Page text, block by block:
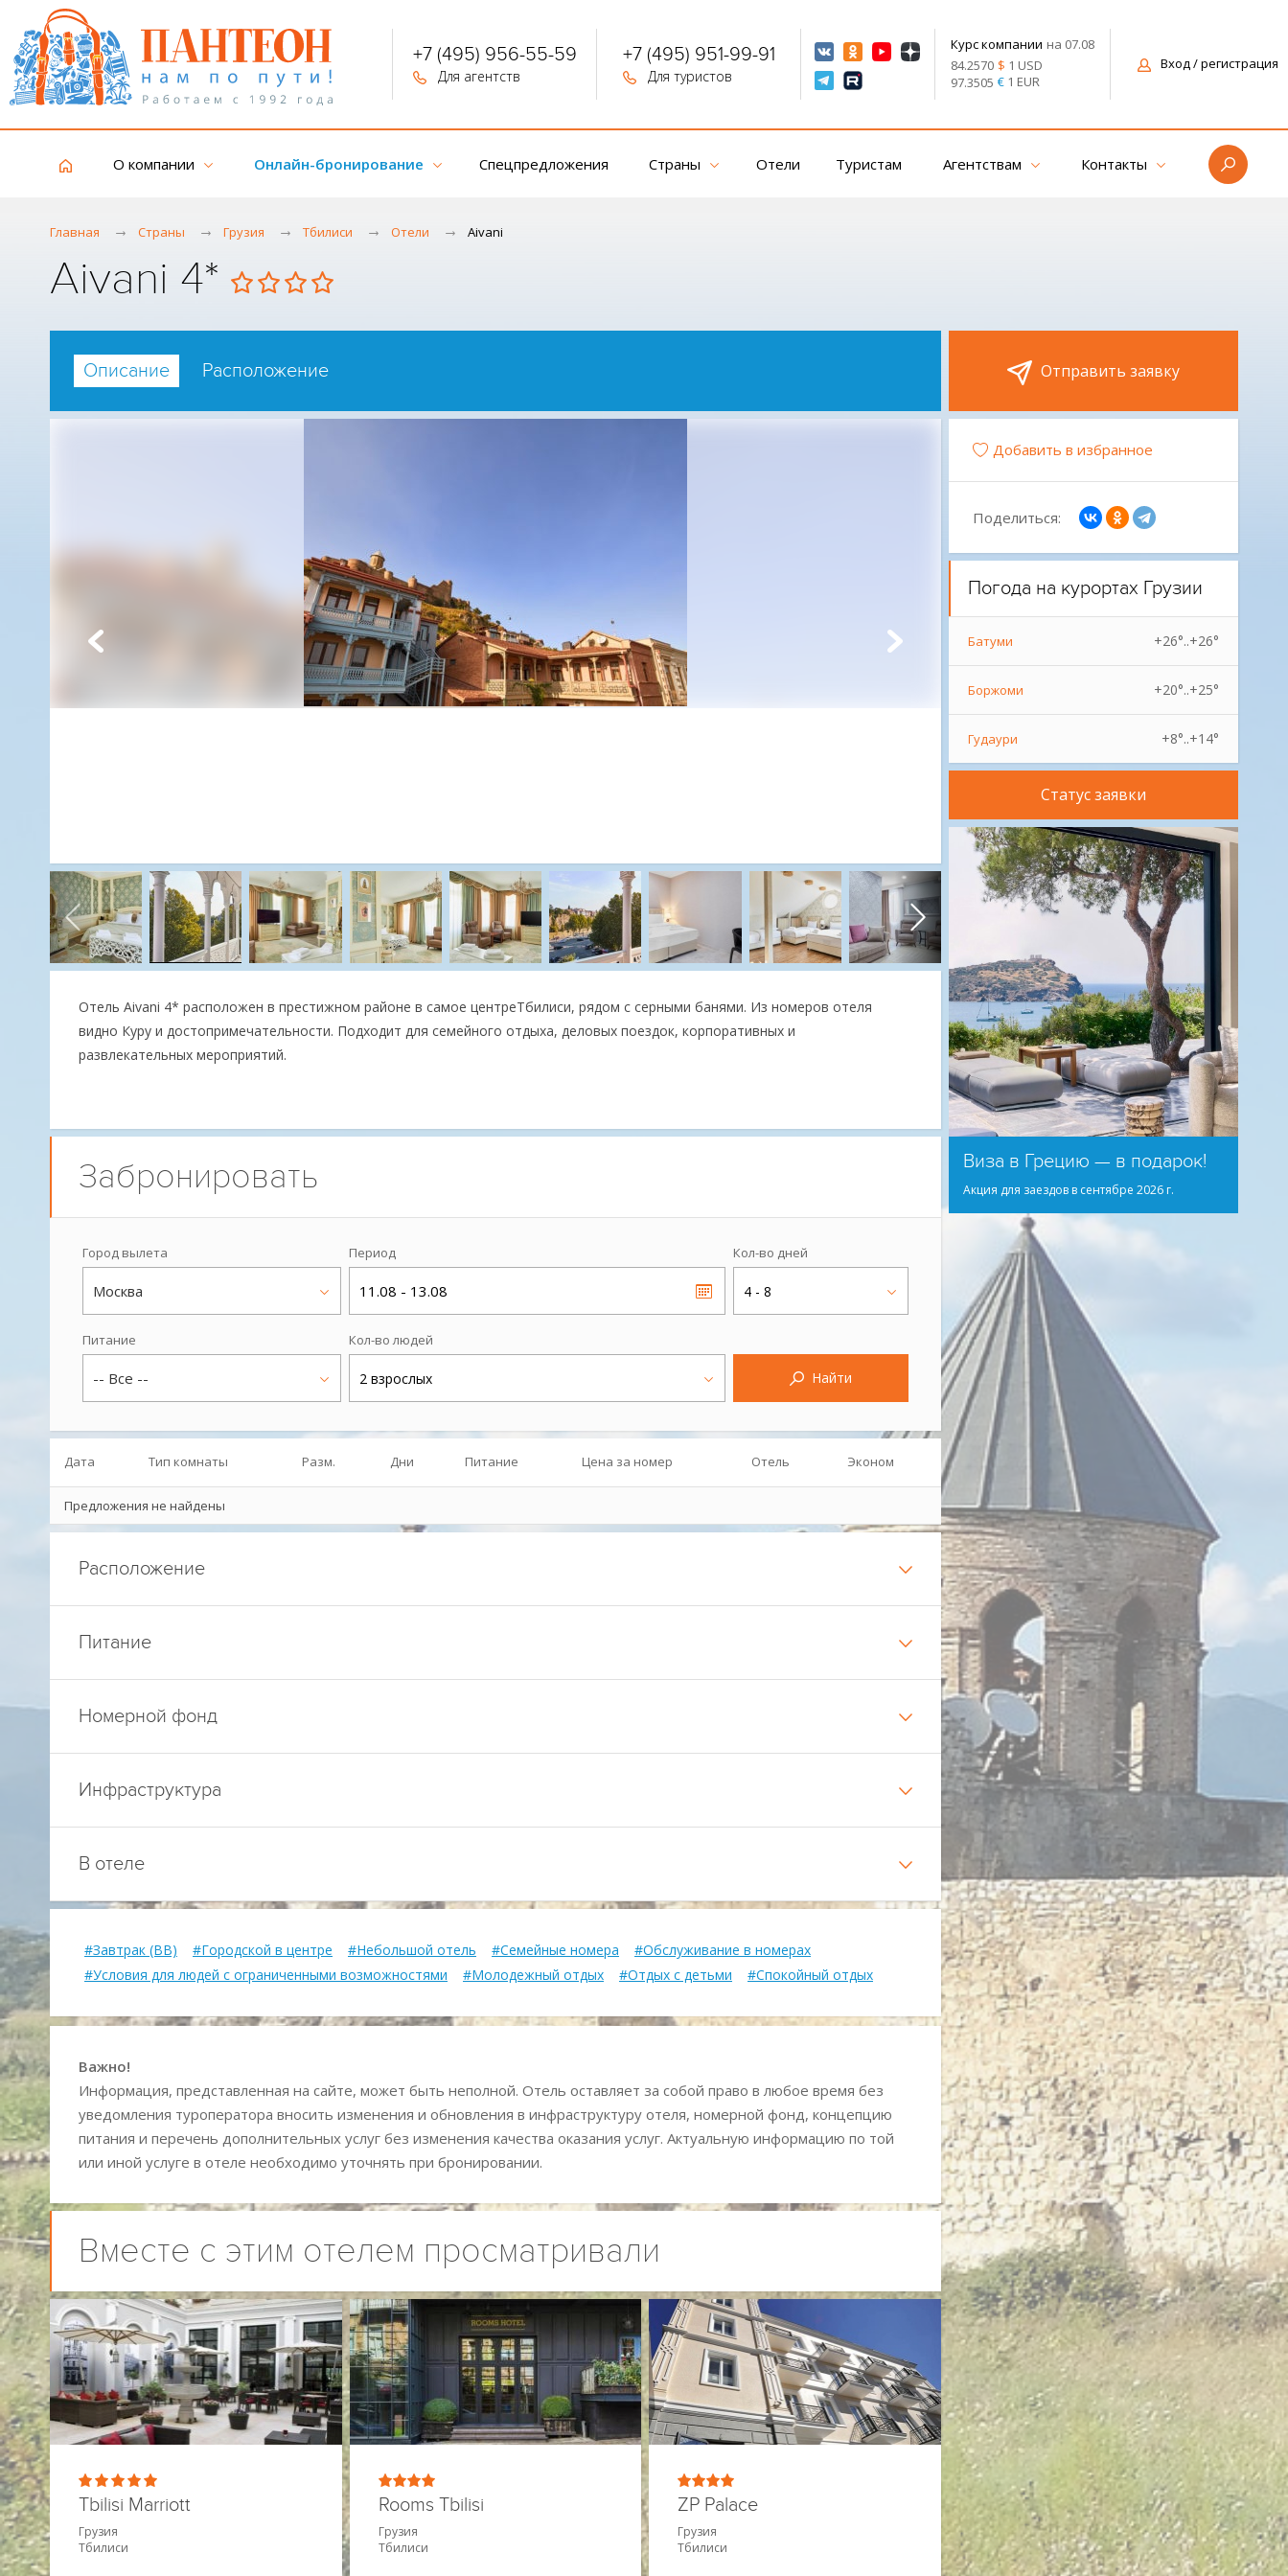
+7 (495) 956-55-59
Для агентств
+7 (495) 951-99-91
Для туристов
Курс компании на 07.08
84.2570 $ 1 USD
97.3505 €1 EUR
Вход/ регистрация
О компании Онлайн-бронирование Спецпредложения Страны Отели Туристам Агентствам Контакты
Главная Страны Грузия Тбилиси Отели Aivani
Aivani 4*
Описание Расположение
Отель Aivani 4* расположен в престижном районе в самое центреТбилиси, рядом с серными банями. Из номеров отеля
видно Куру и достопримечательности. Подходит для семейного отдыха, деловых поездок, корпоративных и
развлекательных мероприятий.
Забронировать
Город вылета
Москва
Период
11.08 - 13.08
Кол-во дней
4 - 8
Питание
-- Все --
Кол-во людей
2 взрослых Найти
Дата Тип комнаты Разм. Дни Питание Цена за номер Отель Эконом
Предложения не найдены
Расположение
Питание
Номерной фонд
Инфраструктура
В отеле
#Завтрак (BB) #Городской в центре #Небольшой отель #Семейные номера
#Обслуживание в номерах
#Условия для людей с ограниченными возможностями
#Молодежный отдых #Отдых с детьми #Спокойный отдых
Важно!
Информация, представленная на сайте, может быть неполной. Отель оставляет за собой право в любое время без
уведомления туроператора вносить изменения и обновления в инфраструктуру отеля, номерной фонд, концепцию
питания и перечень дополнительных услуг без изменения качества оказания услуг. Актуальную информацию по той
или иной услуге в отеле необходимо уточнять при бронировании.
Вместе с этим отелем просматривали
Tbilisi Marriott
Грузия
Тбилиси
Rooms Tbilisi
Грузия
Тбилиси
ZP Palace
Грузия
Тбилиси
Отправить заявку
Добавить в избранное
Поделиться:
Погода на курортах Грузии
Батуми +26°..+26°
Боржоми +20°..+25°
Гудаури +8°..+14°
Статус заявки
Виза в Грецию — в подарок!
Акция для заездов в сентябре 2026 г.